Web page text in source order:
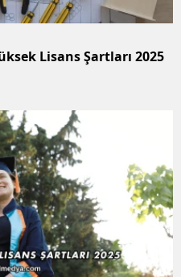
Lisans Şartları 2025